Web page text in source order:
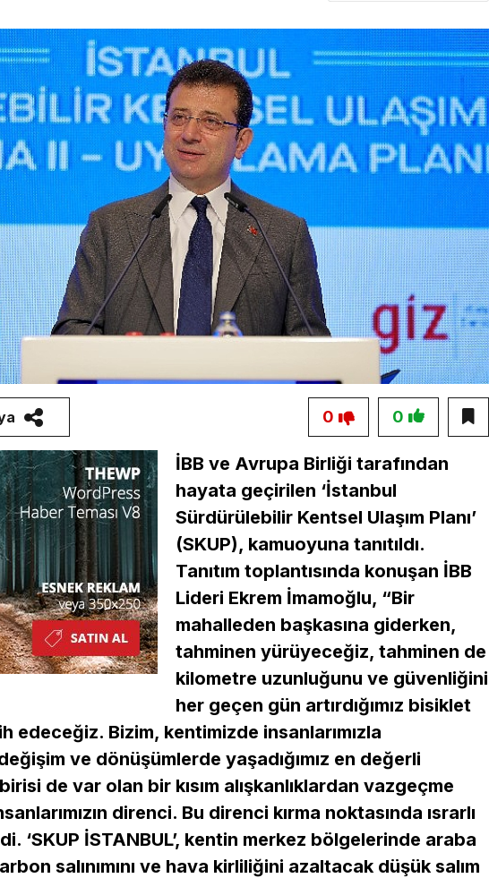
0
0
İBB ve Avrupa Birliği tarafından
hayata geçirilen ‘İstanbul
Sürdürülebilir Kentsel Ulaşım Planı’
(SKUP), kamuoyuna tanıtıldı.
Tanıtım toplantısında konuşan İBB
Lideri Ekrem İmamoğlu, “Bir
mahalleden başkasına giderken,
tahminen yürüyeceğiz, tahminen de
kilometre uzunluğunu ve güvenliğini
her geçen gün artırdığımız bisiklet
edeceğiz. Bizim, kentimizde insanlarımızla
ve dönüşümlerde yaşadığımız en değerli
de var olan bir kısım alışkanlıklardan vazgeçme
direnci. Bu direnci kırma noktasında ısrarlı
‘SKUP İSTANBUL’, kentin merkez bölgelerinde araba
salınımını ve hava kirliliğini azaltacak düşük salım